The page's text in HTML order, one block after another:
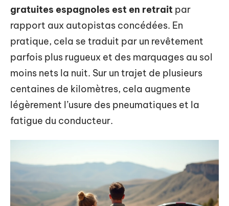
gratuites espagnoles est en retrait par
rapport aux autopistas concédées. En
pratique, cela se traduit par un revêtement
parfois plus rugueux et des marquages au sol
moins nets la nuit. Sur un trajet de plusieurs
centaines de kilomètres, cela augmente
légèrement l’usure des pneumatiques et la
fatigue du conducteur.